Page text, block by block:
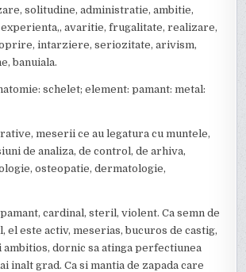
solitudine, administratie, ambitie,
avaritie, frugalitate, realizare,
intarziere, seriozitate, arivism,
banuiala.
schelet; element: pamant: metal:
meserii ce au legatura cu muntele,
de analiza, de control, de arhiva,
osteopatie, dermatologie,
cardinal, steril, violent. Ca semn de
el este activ, meserias, bucuros de castig,
dornic sa atinga perfectiunea
inalt grad. Ca si mantia de zapada care